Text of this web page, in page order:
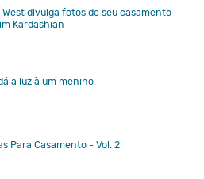
West divulga fotos de seu casamento
Kardashian
a luz à um menino
Para Casamento - Vol. 2